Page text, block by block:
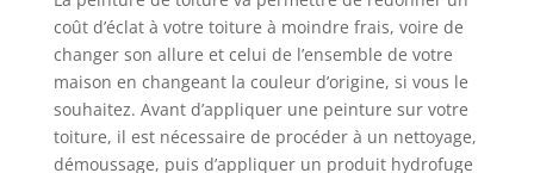
coût d’éclat à votre toiture à moindre frais, voire de
changer son allure et celui de l’ensemble de votre
maison en changeant la couleur d’origine, si vous le
souhaitez. Avant d’appliquer une peinture sur votre
toiture, il est nécessaire de procéder à un nettoyage,
démoussage, puis d’appliquer un produit hydrofuge